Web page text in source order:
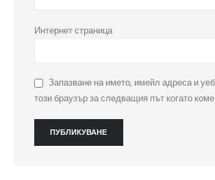
Интернет страница
Запазване на името, имейл адреса и
този браузър за следващия път когато